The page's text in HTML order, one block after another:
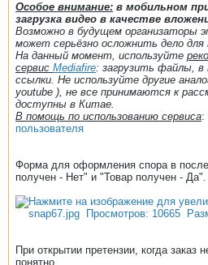
Особое внимание: в мобильном
загрузка видео в качестве
Возможно в будущем организаторы
может серьёзно осложнить дело для
На данный момент, используйте
сервис Mediafire: загрузить файлы,
ссылки. Не используйте другие
youtube ), не все принимаются к
доступны в Китае.
В помощь по использованию сервиса:
пользователя
Форма для оформления спора в
получен - Нет" и "Товар получен - Да".
При открытии претензии, когда заказ
понятно.